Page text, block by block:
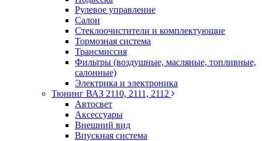
Рулевое управление
Салон
Стеклоочистители и комплектующие
Тормозная система
Трансмиссия
Фильтры (воздушные, масляные, топливные,
салонные)
Электрика и электроника
Тюнинг ВАЗ 2110, 2111, 2112
Автосвет
Аксессуары
Внешний вид
Впускная система